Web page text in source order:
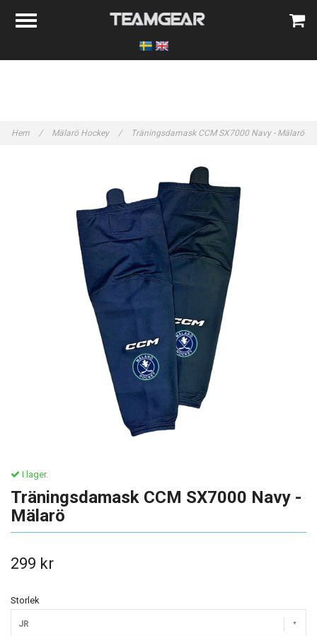
Hem / Mälarö Hockey / Träningsdamask CCM SX7000 Navy - Mälarö
I lager.
Träningsdamask CCM SX7000 Navy -
Mälarö
299 kr
Storlek
JR